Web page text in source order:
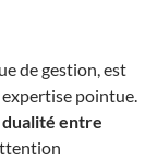
de gestion, est
pointue.
dualité entre